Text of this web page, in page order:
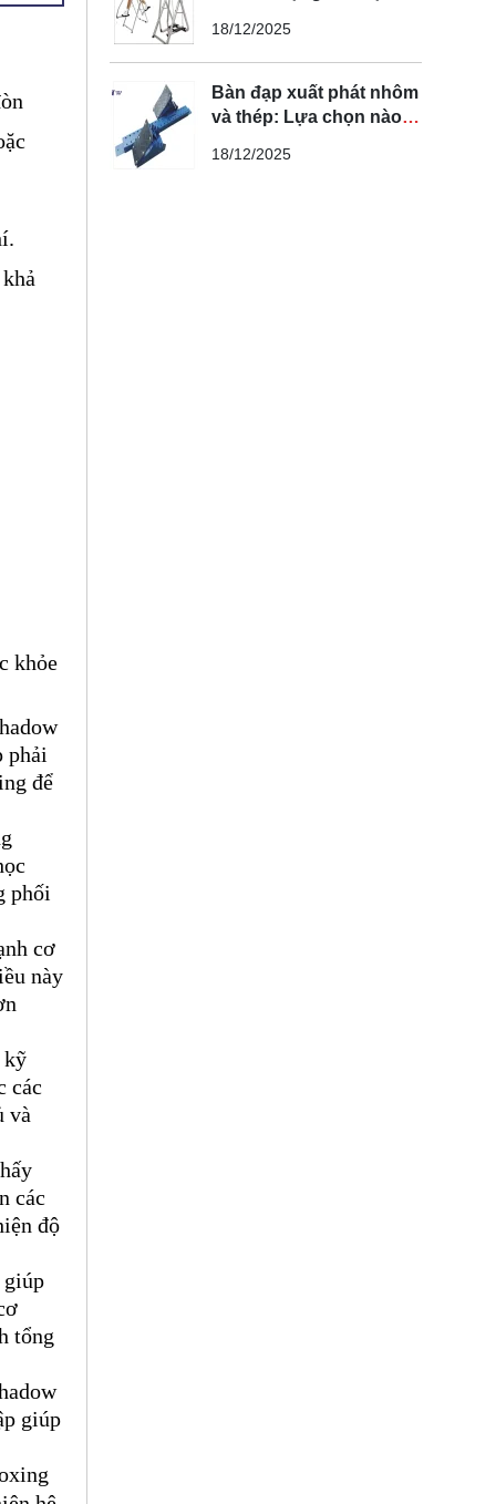
khỏe
phải
để
phối
cơ
này
kỹ
các
và
các
độ
giúp
tổng
giúp
18/12/2025
Bàn đạp xuất phát nhôm
và thép: Lựa chọn nào
18/12/2025